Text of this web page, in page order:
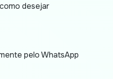
desejar
pelo WhatsApp